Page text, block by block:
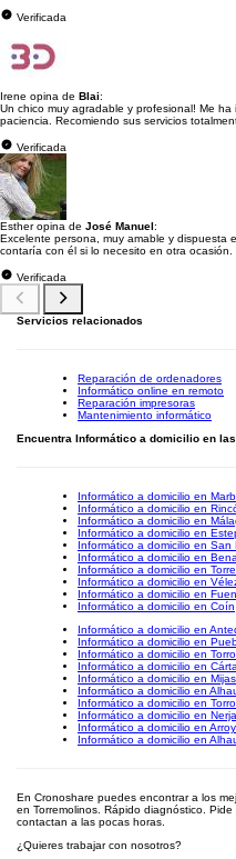
Verificada
Irene opina de Blai:
Un chico muy agradable y profesional! Me
paciencia. Recomiendo sus servicios
Verificada
Esther opina de José Manuel:
Excelente persona, muy amable y dispuesta
contaría con él si lo necesito en otra ocasión.
Verificada
Servicios relacionados
Reparación de ordenadores
Informático online en remoto
Reparación impresoras
Mantenimiento informático
Encuentra Informático a domicilio en
Informático a domicilio en
Informático a domicilio en
Informático a domicilio en
Informático a domicilio en
Informático a domicilio en San
Informático a domicilio en
Informático a domicilio en
Informático a domicilio en
Informático a domicilio en
Informático a domicilio en Coín
Informático a domicilio en
Informático a domicilio en
Informático a domicilio en
Informático a domicilio en
Informático a domicilio en Mijas
Informático a domicilio en
Informático a domicilio en
Informático a domicilio en Nerja
Informático a domicilio en
Informático a domicilio en
En Cronoshare puedes encontrar a los
en Torremolinos. Rápido diagnóstico.
contactan a las pocas horas.
¿Quieres trabajar con nosotros?